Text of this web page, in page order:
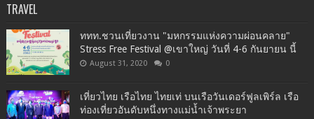
TRAVEL
ททท.ชวนเที่ยวงาน "มหกรรมแห่งความผ่อนคลาย"
Stress Free Festival @เขาใหญ่ วันที่ 4-6 กันยายน นี้
August 31, 2020 0
เที่ยวไทย เรือไทย ไทยเท่ บนเรือวันเดอร์ฟูลเพิร์ล เรือ
ท่องเที่ยวอันดับหนึ่งทางแม่น้ำเจ้าพระยา